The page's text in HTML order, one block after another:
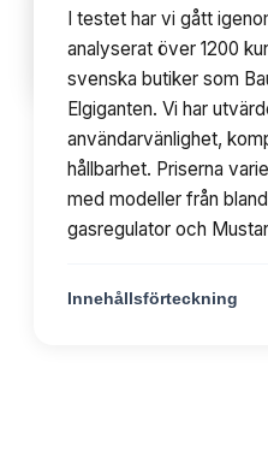
Innehållsförteckning
I testet har vi gått
analyserat över 1200
svenska butiker som
Elgiganten. Vi har
användarvänlighet,
hållbarhet. Priserna
med modeller från
gasregulator och
Innehållsförteckning